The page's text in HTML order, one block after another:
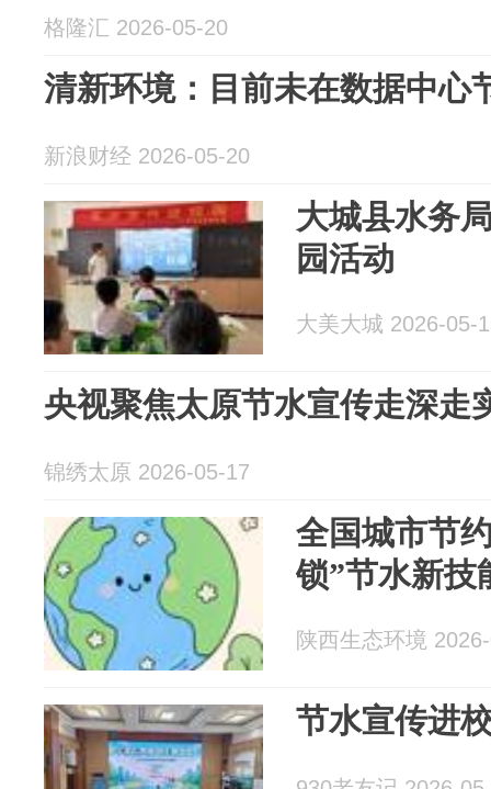
格隆汇 2026-05-20
清新环境：目前未在数据中心
新浪财经 2026-05-20
大城县水务
园活动
大美大城 2026-05-
央视聚焦太原节水宣传走深走
锦绣太原 2026-05-17
全国城市节
锁”节水新
陕西生态环境
节水宣传进